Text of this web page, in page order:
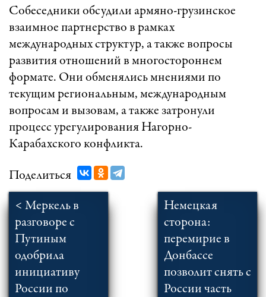
Собеседники обсудили армяно-грузинское
взаимное партнерство в рамках
международных структур, а также вопросы
развития отношений в многостороннем
формате. Они обменялись мнениями по
текущим региональным, международным
вопросам и вызовам, а также затронули
процесс урегулирования Нагорно-
Карабахского конфликта.
Поделиться
< Меркель в
разговоре с
Путиным
одобрила
инициативу
России по
Немецкая
сторона:
перемирие в
Донбассе
позволит снять с
России часть